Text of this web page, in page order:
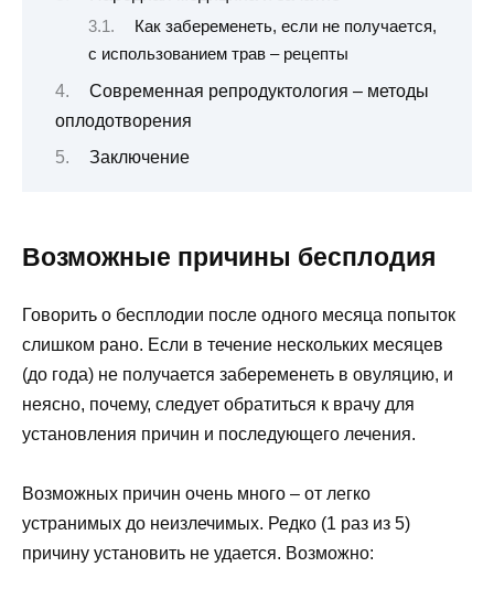
Как забеременеть, если не получается,
с использованием трав – рецепты
Современная репродуктология – методы
оплодотворения
Заключение
Возможные причины бесплодия
Говорить о бесплодии после одного месяца попыток
слишком рано. Если в течение нескольких месяцев
(до года) не получается забеременеть в овуляцию, и
неясно, почему, следует обратиться к врачу для
установления причин и последующего лечения.
Возможных причин очень много – от легко
устранимых до неизлечимых. Редко (1 раз из 5)
причину установить не удается. Возможно: